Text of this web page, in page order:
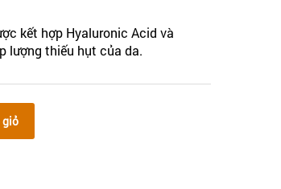
kết hợp Hyaluronic Acid và
lượng thiếu hụt của da.
giỏ